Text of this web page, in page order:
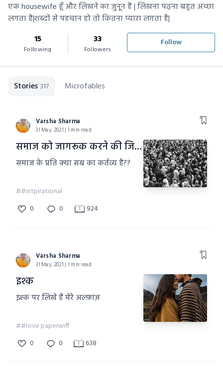
एक housewife हूँ और लिखने का जुनून है | लिखना पढ़ना बहुत अच्छा
लगता है|शब्दों से पहचान हो तो कितना प्यारा लगता है|
15
Following
33
Followers
Follow
Stories 317 Microfables
Varsha Sharma
31 May, 2021 | 1 min read
समाज को जागरूक करने की जिम्मेदारी
समाज के प्रति क्या सब का कर्तव्य है??
##intpirational
0
0 924
Varsha Sharma
31 May, 2021 | 1 min read
इश्क
इश्क पर लिखे हैं मेरे अल्फ़ाज़
##love paperwiff
0
0 638